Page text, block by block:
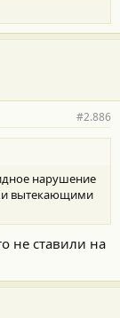
#2.886
нарушение
вытекающими
не ставили на